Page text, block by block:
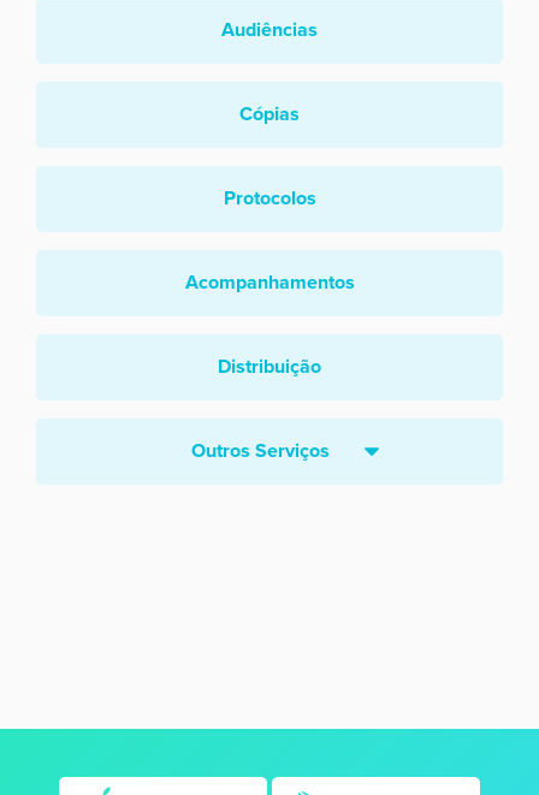
Audiências
Cópias
Protocolos
Acompanhamentos
Distribuição
Outros Serviços